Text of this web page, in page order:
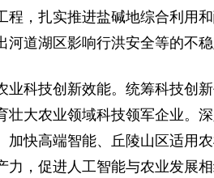
程，扎实推进盐碱地综合利用
河道湖区影响行洪安全等的不稳
业科技创新效能。统筹科技创
壮大农业领域科技领军企业。
加快高端智能、丘陵山区适用
力，促进人工智能与农业发展